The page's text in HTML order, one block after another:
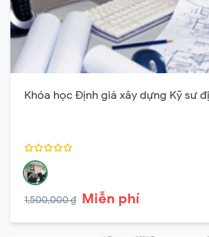
Khóa học Định giá xây dựng Kỹ sư
1,500,000 ₫ Miễn phí